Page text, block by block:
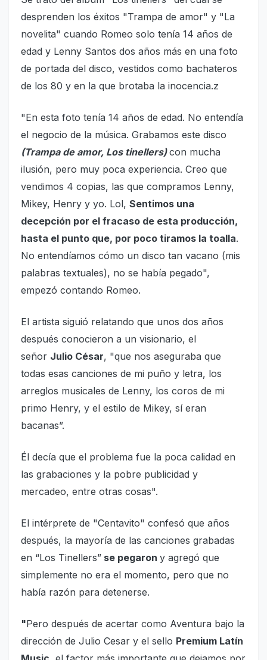
desprenden los éxitos "Trampa de amor" y "La
novelita" cuando Romeo solo tenía 14 años de
edad y Lenny Santos dos años más en una foto
de portada del disco, vestidos como bachateros
de los 80 y en la que brotaba la inocencia.z
"En esta foto tenía 14 años de edad. No entendía
el negocio de la música. Grabamos este disco
(Trampa de amor, Los tinellers)con mucha
ilusión, pero muy poca experiencia. Creo que
vendimos 4 copias, las que compramos Lenny,
Mikey, Henry y yo. Lol, Sentimos una
decepción por el fracaso de esta producción,
hasta el punto que, por poco tiramos la toalla.
No entendíamos cómo un disco tan vacano (mis
palabras textuales), no se había pegado",
empezó contando Romeo.
El artista siguió relatando que unos dos años
después conocieron a un visionario, el
señor Julio César, "que nos aseguraba que
todas esas canciones de mi puño y letra, los
arreglos musicales de Lenny, los coros de mi
primo Henry, y el estilo de Mikey, sí eran
bacanas”.
Él decía que el problema fue la poca calidad en
las grabaciones y la pobre publicidad y
mercadeo, entre otras cosas".
El intérprete de "Centavito" confesó que años
después, la mayoría de las canciones grabadas
en “Los Tinellers” se pegaron y agregó que
simplemente no era el momento, pero que no
había razón para detenerse.
"Pero después de acertar como Aventura bajo la
dirección de Julio Cesar y el sello Premium Latín